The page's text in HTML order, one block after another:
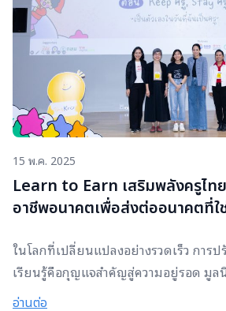
ของการเติบโตในยุคนี้ได้อย่างชัดเจน พั
จำกัดของครอบครัว พ่อแม่แยกทาง และ
เพียงลำพัง ความท้าทายทางเศรษฐกิจกล
วัยเด็ก แต่ในอีกมุมหนึ่ง สิ่งเหล่านี้กลับท
เองชัดขึ้น จากความสนใจด้านการออก
พัฒนาเป็นทักษะ และต่อยอดสู่เส้นทางที่เ
ความเข้าใจในตัวเองกลายเป็นแรงขับ
อย่างต่อเนื่อง จนสามารถคว้ารางวัลรองช
แข่งขันทักษะวิชาชีพระดับชาติ ครั้งที่ 34 ด้
เย็บผ้าพื้นเมือง ประจำปี 2569 ความสำเร็
แบบใด และจะนำศักยภาพนั้นไปสร้างอนา
ของพัชไม่ได้เป็นเพียงความสำเร็จเฉพา
ภาพของเยาวชนจำนวนมากในสังคมที่ต้อ
15 พ.ค. 2025
Learn to Earn เสริมพลังครูไท
อาชีพอนาคตเพื่อส่งต่ออนาคตที่ใ
ในโลกที่เปลี่ยนแปลงอย่างรวดเร็ว การ
เรียนรู้คือกุญแจสำคัญสู่ความอยู่รอด มูล
แนวคิด “Learn to Earn เรียนรู้เพื่ออยู่ร
อ่านต่อ